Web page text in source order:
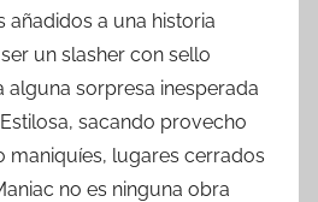
añadidos a una historia
un slasher con sello
alguna sorpresa inesperada
sacando provecho
maniquíes, lugares cerrados
no es ninguna obra